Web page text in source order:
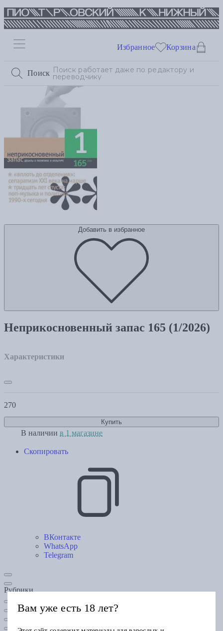
Поиск
Избранное Корзина
Добавить в избранное
Неприкосновенный запас 165 (1/2026)
Характеристики
270
Купить
В наличии в 1 магазине
Скопировать
ВКонтакте
WhatsApp
Telegram
Рубрики
Вам уже есть 18 лет?